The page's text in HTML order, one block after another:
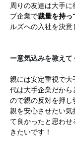
周りの友達は大手
プ企業で裁量を持っ
ルズへの入社を決意
ー意気込みを教えて
親には安定重視で
代は大手企業だか
ので親の反対を押し
親を安心させたい
て良かったと思わ
きたいです！